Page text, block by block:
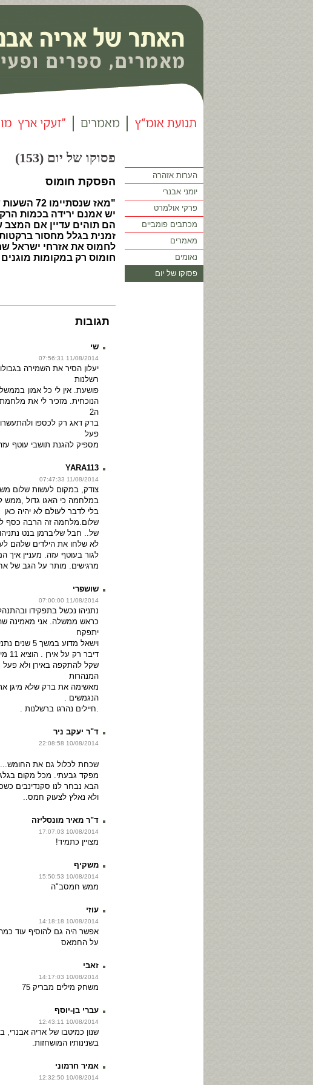
פסוקו של יום (153)
הפסקת חומוס
"מאז
יש אמנם ירידה בכמות
הם תוהים עדיין אם
זמנית בגלל מחסור
לחמוס את אזרחי ישראל
חומוס רק במקומות
תגובות
שי
11/08/2014 07:56:31
יעלון הסיר את השמירה
רשלנות
פושעת. אין לי כל אמון
הנוכחית. מזכיר לי את מלחמת
ה2
ברק דאג רק לכספו
פעל
מספיק להגנת תושבי עוטף
YARA113
11/08/2014 07:47:33
צודק, במקום לעשות שלום
במלחמה כי האגו גדול ,ממש
בלי לדבר לעולם לא יהיה כאן
שלום.מלחמה זה הרבה כסף
של.. חבל שליברמן בנט נתניהו
לא שלחו את הילדים שלהם
לגור בעוטף עזה. מעניין איך
מרגישים. מותר על הגב של
שושפרי
11/08/2014 07:00:00
נתניהו נכשל בתפקידו
כראש ממשלה. אני מאמינה
יתפקח
וישאל מדוע במשך 5 שנים
דיבר
שקל להתקפה באירן ולא פעל
המנהרות
מאשימה את ברק שלא מיגן
הנגמשים .
.חיילים נהרגו ברשלנות .
ד"ר יעקב ניר
10/08/2014 22:08:58
שכחת לכלול גם את
מפקד גבעתי. מכל מקום
הבא נבחר לנו סקנדינבים
ולא נאלץ לצעוק חמס..
ד"ר מאיר מונסליזה
10/08/2014 17:07:03
מצויין כתמיד!
משקיף
10/08/2014 15:50:53
ממש חמסב"ה
עוזי
10/08/2014 14:18:18
אפשר היה גם להוסיף עוד
על החמאס
זאבי
10/08/2014 14:17:03
משחק מילים מבריק 75
עברי בן-יוסף
10/08/2014 12:43:11
שנון כמיטבו של אריה אבנרי,
בשנינותיו המושחזות.
אמיר חרמוני
10/08/2014 12:32:50
הערות אזהרה
יומני אבנרי
פרקי אולמרט
מכתבים פומביים
מאמרים
נאומים
פסוקו של יום